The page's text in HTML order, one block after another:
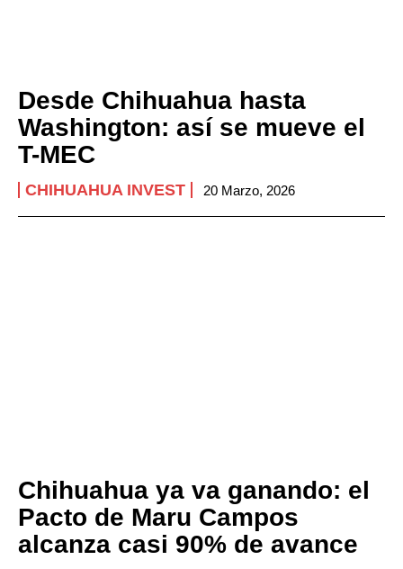
Desde Chihuahua hasta
Washington: así se mueve el
T-MEC
CHIHUAHUA INVEST 20 Marzo, 2026
Chihuahua ya va ganando: el
Pacto de Maru Campos
alcanza casi 90% de avance